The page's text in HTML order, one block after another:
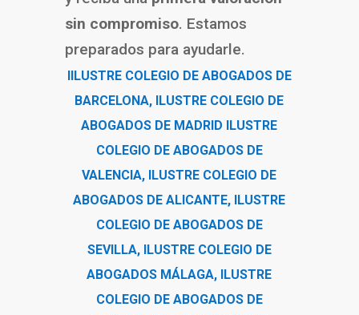
sin compromiso. Estamos
preparados para ayudarle.
IILUSTRE COLEGIO DE ABOGADOS DE
BARCELONA, ILUSTRE COLEGIO DE
ABOGADOS DE MADRID ILUSTRE
COLEGIO DE ABOGADOS DE
VALENCIA, ILUSTRE COLEGIO DE
ABOGADOS DE ALICANTE, ILUSTRE
COLEGIO DE ABOGADOS DE
SEVILLA, ILUSTRE COLEGIO DE
ABOGADOS MÁLAGA, ILUSTRE
COLEGIO DE ABOGADOS DE